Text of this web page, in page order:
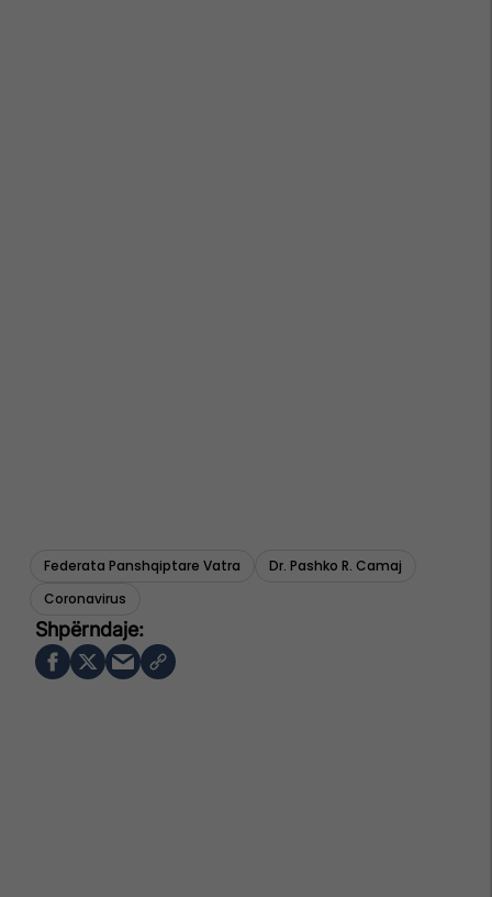
Federata Panshqiptare Vatra
Dr. Pashko R. Camaj
Coronavirus